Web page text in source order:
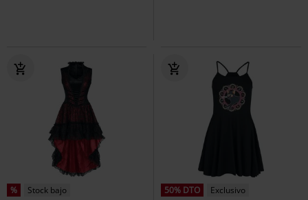
% Stock bajo 50% DTO
Exclusivo